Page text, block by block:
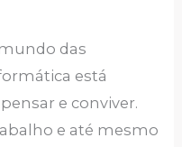
das
está
e conviver.
e até mesmo